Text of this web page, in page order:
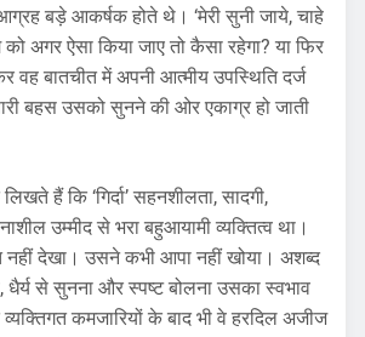
बड़े आकर्षक होते थे। ‘मेरी सुनी जाये, चाहे
को अगर ऐसा किया जाए तो कैसा रहेगा? या फिर
वह बातचीत में अपनी आत्मीय उपस्थिति दर्ज
बहस उसको सुनने की ओर एकाग्र हो जाती
हैं कि ‘गिर्दा’ सहनशीलता, सादगी,
उम्मीद से भरा बहुआयामी व्यक्तित्व था।
नहीं देखा। उसने कभी आपा नहीं खोया। अशब्द
धैर्य से सुनना और स्पष्ट बोलना उसका स्वभाव
कमजारियों के बाद भी वे हरदिल अजीज